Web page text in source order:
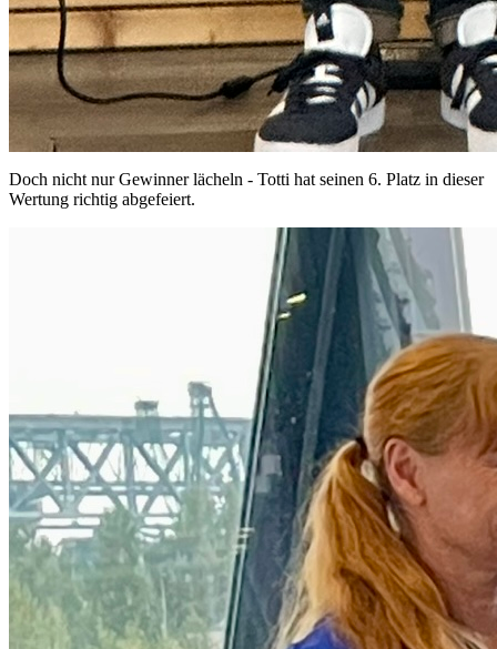
Doch nicht nur Gewinner lächeln - Totti hat seinen 6. Platz in dieser
Wertung richtig abgefeiert.